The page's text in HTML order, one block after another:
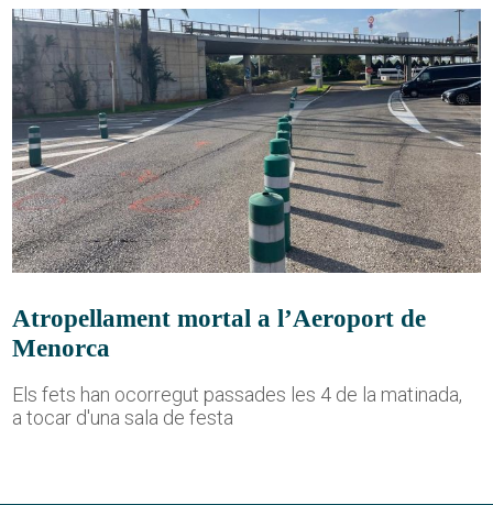
Atropellament mortal a l’Aeroport de
Menorca
Els fets han ocorregut passades les 4 de la matinada,
a tocar d'una sala de festa